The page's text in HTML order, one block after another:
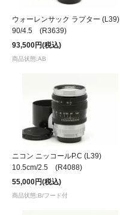
ウォーレンサック ラプター (L39)
90/4.5 (R3639)
93,500円(税込)
商品状態:AB
ニコン ニッコールP.C (L39)
10.5cm/2.5 (R4088)
55,000円(税込)
商品状態:B/フード付